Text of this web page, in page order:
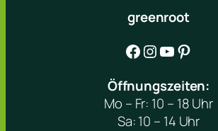
greenroot
Facebook Instagram YouTube Pinterest
Öffnungszeiten:
Mo – Fr: 10 – 18 Uhr
Sa: 10 – 14 Uhr